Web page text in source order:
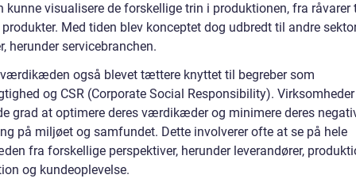
kunne visualisere de forskellige trin i produktionen, fra råvarer
Med tiden blev konceptet dog udbredt til andre
herunder servicebranchen.
også blevet tættere knyttet til begreber som
og CSR (Corporate Social Responsibility).
grad at optimere deres værdikæder og minimere deres
på miljøet og samfundet. Dette involverer ofte at se på hele
fra forskellige perspektiver, herunder leverandører,
og kundeoplevelse.